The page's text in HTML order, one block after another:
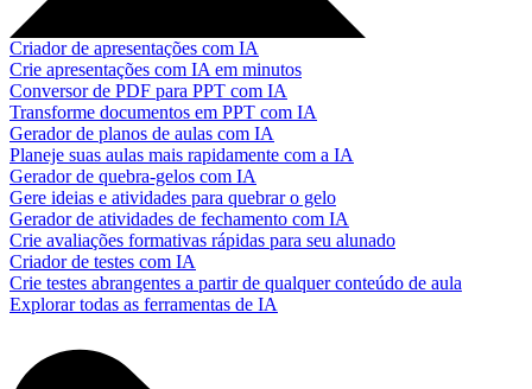
Criador de apresentações com IA
Crie apresentações com IA em minutos
Conversor de PDF para PPT com IA
Transforme documentos em PPT com IA
Gerador de planos de aulas com IA
Planeje suas aulas mais rapidamente com a IA
Gerador de quebra-gelos com IA
Gere ideias e atividades para quebrar o gelo
Gerador de atividades de fechamento com IA
Crie avaliações formativas rápidas para seu alunado
Criador de testes com IA
Crie testes abrangentes a partir de qualquer conteúdo de aula
Explorar todas as ferramentas de IA